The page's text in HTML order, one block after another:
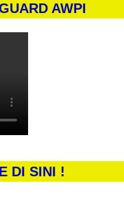
AWPI
DI SINI !